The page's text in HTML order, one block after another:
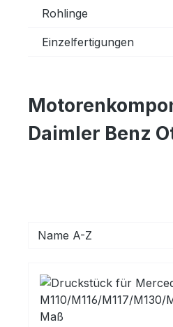
Rohlinge
Einzelfertigungen
Daimler Benz